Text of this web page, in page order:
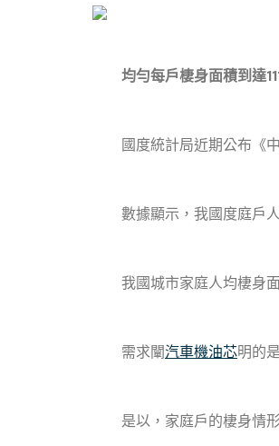
均勻每戶棲身面積到達
國度統計局近期公布《中
數據顯示，我國度庭戶人
我國城市家庭人均棲身面
需求闡汽車機油芯明的
是以，家庭戶的棲身情形